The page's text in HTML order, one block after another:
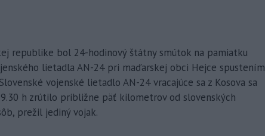
republike bol 24-hodinový štátny smútok na pamiatku
lietadla AN-24 pri maďarskej obci Hejce spustením
vojenské lietadlo AN-24 vracajúce sa z Kosova sa
h zrútilo približne päť kilometrov od slovenských
prežil jediný vojak.